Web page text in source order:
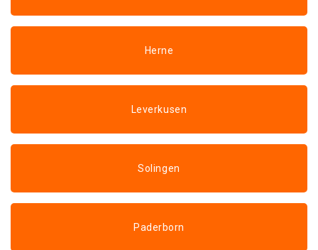
Herne
Leverkusen
Solingen
Paderborn